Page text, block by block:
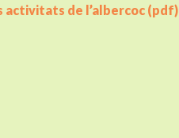
activitats de l’albercoc (pdf)